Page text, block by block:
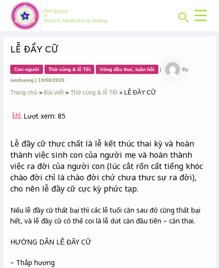
content
Search
LỄ ĐẦY CỮ
Con người Thờ cúng & lễ Tết Vòng đầu thai, luân hồi | By
omihuong|19/08/2025
Trang chủ Bài viết Thờ cúng & lễ Tết LỄ ĐẦY CỮ
Lượt xem: 85
Lễ đầy cữ thực chất là lễ kết thúc thai kỳ và hoàn
thành việc sinh con của người mẹ và hoàn thành
việc ra đời của người con (lúc cắt rốn cất tiếng khóc
chào đời chỉ là chào đời chứ chưa thưc sự ra đời),
cho nên lễ đầy cữ cực kỳ phức tạp.
Nếu lễ đầy cữ thất bại thì các lễ tuổi căn sau đó cũng thất bại
hết, và lễ đầy cữ có thể coi là lễ dứt căn đầu tiên – căn thai.
HƯỚNG DẪN LỄ ĐẦY CỮ
– Thắp hương
Post
navigation
CHUYÊN
MỤC: